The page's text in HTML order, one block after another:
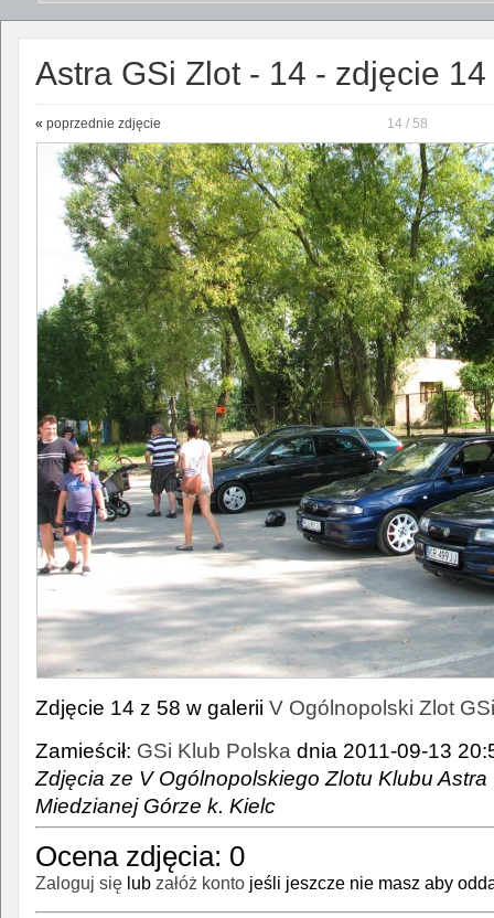
Astra GSi Zlot - 14 - zdjęcie 14
« poprzednie zdjęcie 14 / 58
Zdjęcie 14 z 58 w galerii V Ogólnopolski Zlot
Zamieścił: GSi Klub Polska dnia 2011-09-13
Zdjęcia ze V Ogólnopolskiego Zlotu Klubu
Miedzianej Górze k. Kielc
Ocena zdjęcia: 0
Zaloguj się lub załóż konto jeśli jeszcze nie masz aby